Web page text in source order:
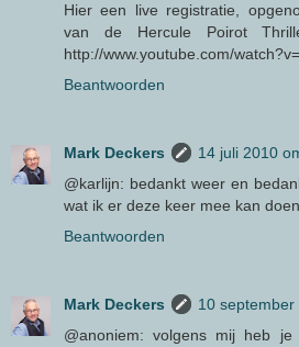
Hier een live registratie,
van de Hercule Poirot
http://www.youtube.com/
Beantwoorden
Mark Deckers
14 juli 2010
@karlijn: bedankt weer en
wat ik er deze keer mee kan doen.
Beantwoorden
Mark Deckers
10 september
@anoniem: volgens mij heb